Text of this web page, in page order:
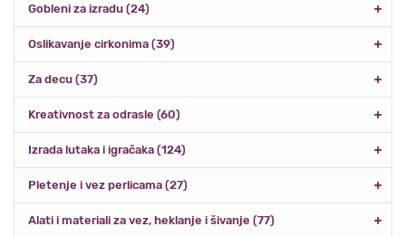
Gobleni za izradu (24)
Oslikavanje cirkonima (39)
Za decu (37)
Kreativnost za odrasle (60)
Izrada lutaka i igračaka (124)
Pletenje i vez perlicama (27)
Alati i materiali za vez, heklanje i šivanje (77)